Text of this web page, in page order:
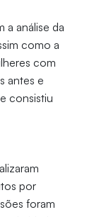
a análise da
como a
com
antes e
consistiu
por
foram